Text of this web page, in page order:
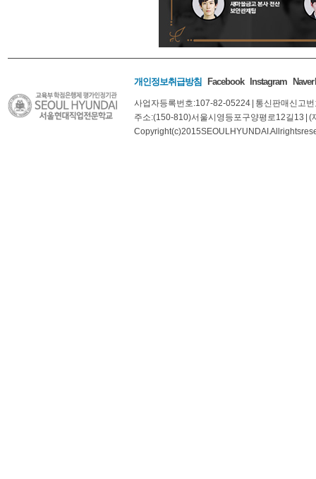
개인정보취급방침 Facebook Instagram
사업자등록번호: 107-82-05224 통신판매신고
주소: (150-810) 서울시 영등포구 양평로 12길 13 (
Copyright(c) 2015 SEOUL HYUNDAI. All rights